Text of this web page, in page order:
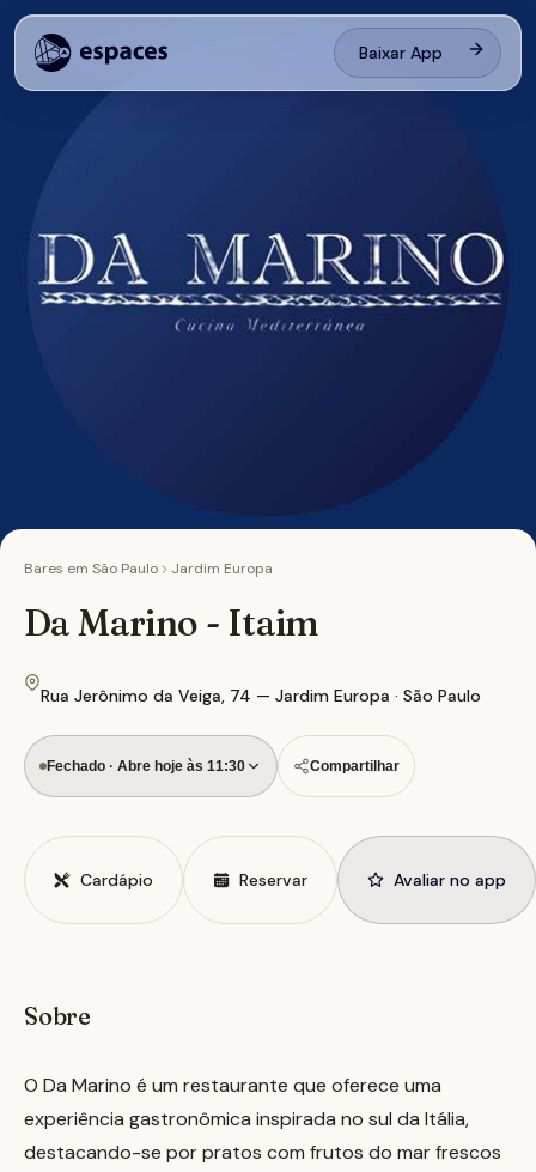
Baixar App
Bares em São Paulo Jardim Europa
Da Marino - Itaim
Rua Jerônimo da Veiga, 74 — Jardim Europa · São Paulo
Fechado · Abre hoje às 11:30 Compartilhar
Cardápio Reservar Avaliar no app
Sobre
O Da Marino é um restaurante que oferece uma
experiência gastronômica inspirada no sul da Itália,
destacando-se por pratos com frutos do mar frescos